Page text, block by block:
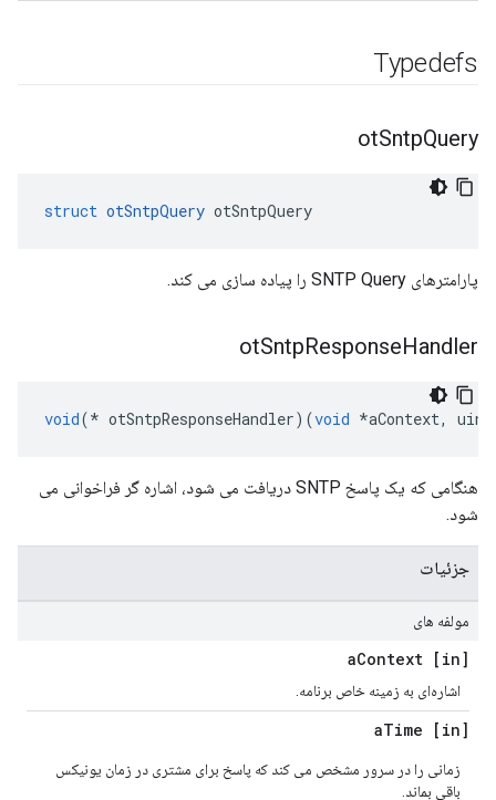
Typedefs
otSntpQuery
struct otSntpQuery otSntpQuery
پارامترهای SNTP Query را پیاده سازی می کند.
otSntpResponseHandler
void(* otSntpResponseHandler)(void *aContext,
هنگامی که یک پاسخ SNTP دریافت می شود، اشاره گر فراخوانی می
شود.
جزئیات
مولفه های
[in] a
Context
اشاره‌ای به زمینه خاص برنامه.
[in] a
Time
زمانی را در سرور مشخص می کند که پاسخ برای مشتری در زمان یونیکس
باقی بماند.